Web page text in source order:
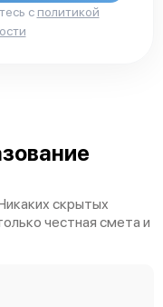
с политикой
скрытых
честная смета и